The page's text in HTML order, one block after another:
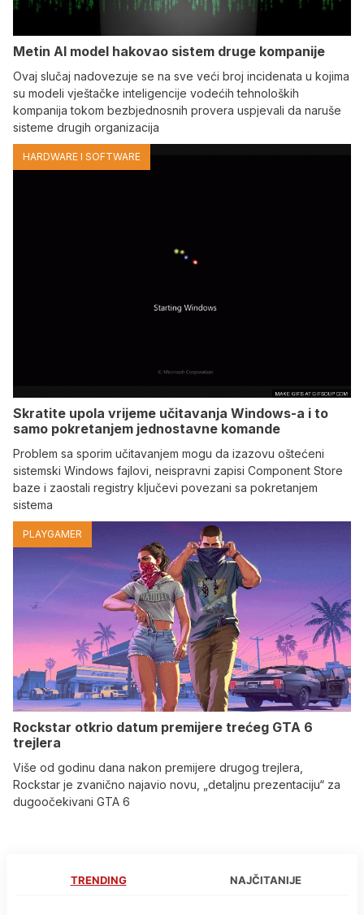
Metin AI model hakovao sistem druge kompanije
Ovaj slučaj nadovezuje se na sve veći broj incidenata u kojima
su modeli vještačke inteligencije vodećih tehnoloških
kompanija tokom bezbjednosnih provera uspjevali da naruše
sisteme drugih organizacija
HARDWARE I SOFTWARE
Skratite upola vrijeme učitavanja Windows-a i to
samo pokretanjem jednostavne komande
Problem sa sporim učitavanjem mogu da izazovu oštećeni
sistemski Windows fajlovi, neispravni zapisi Component Store
baze i zaostali registry ključevi povezani sa pokretanjem
sistema
PLAYGAMER
Rockstar otkrio datum premijere trećeg GTA 6
trejlera
Više od godinu dana nakon premijere drugog trejlera,
Rockstar je zvanično najavio novu, „detaljnu prezentaciju“ za
dugoočekivani GTA 6
TRENDING NAJČITANIJE